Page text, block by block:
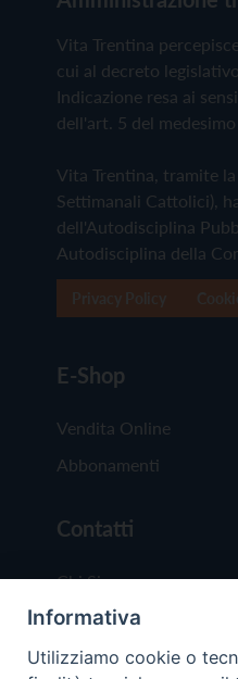
Vita Trentina
cui al decreto
Indicazione resa ai
dell'art. 5 del medesimo
Vita Trentina, tramite
Settimanali Cattolici),
dell'Autodisciplina
Autodisciplina della
E-Shop
Vendita Online
Abbonamenti
Contatti
Chi Siamo
Redazione
Scrivici
Informativa
Utilizziamo cookie o